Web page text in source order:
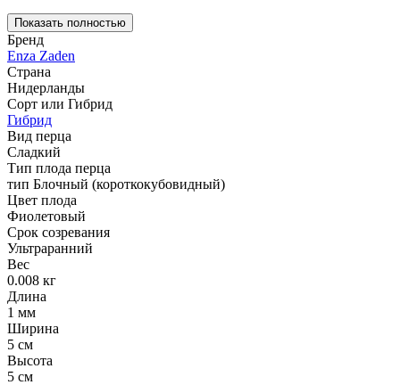
Показать полностью
Бренд
Enza Zaden
Страна
Нидерланды
Сорт или Гибрид
Гибрид
Вид перца
Сладкий
Тип плода перца
тип Блочный (короткокубовидный)
Цвет плода
Фиолетовый
Срок созревания
Ультраранний
Вес
0.008 кг
Длина
1 мм
Ширина
5 см
Высота
5 см